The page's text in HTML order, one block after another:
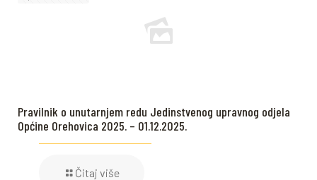
Pravilnik o unutarnjem redu Jedinstvenog upravnog odjela
Općine Orehovica 2025. – 01.12.2025.
Čitaj više